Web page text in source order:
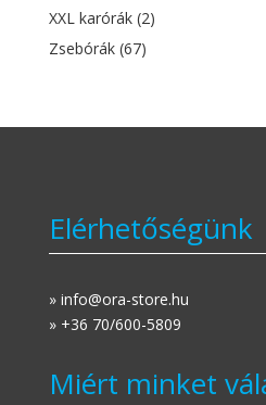
XXL karórák (2)
Zsebórák (67)
Elérhetőségünk
» info@ora-store.hu
» +36 70/600-5809
Miért minket